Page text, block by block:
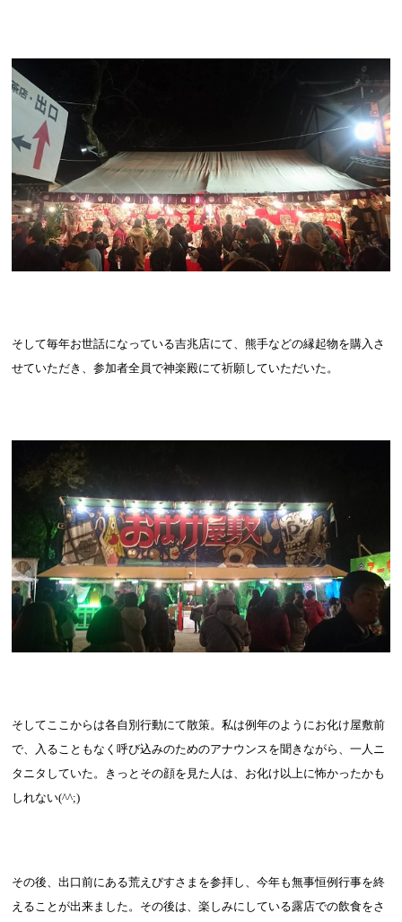
そして毎年お世話になっている吉兆店にて、熊手などの縁起物を購入さ
せていただき、参加者全員で神楽殿にて祈願していただいた。
そしてここからは各自別行動にて散策。私は例年のようにお化け屋敷前
で、入ることもなく呼び込みのためのアナウンスを聞きながら、一人ニ
タニタしていた。きっとその顔を見た人は、お化け以上に怖かったかも
しれない(^^;)
その後、出口前にある荒えびすさまを参拝し、今年も無事恒例行事を終
えることが出来ました。その後は、楽しみにしている露店での飲食をさ